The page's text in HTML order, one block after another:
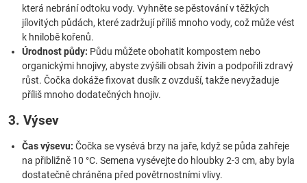
která nebrání odtoku vody. Vyhněte se pěstování v těžkých
jílovitých půdách, které zadržují příliš mnoho vody, což může vést
k hnilobě kořenů.
Úrodnost půdy: Půdu můžete obohatit kompostem nebo
organickými hnojivy, abyste zvýšili obsah živin a podpořili zdravý
růst. Čočka dokáže fixovat dusík z ovzduší, takže nevyžaduje
příliš mnoho dodatečných hnojiv.
3. Výsev
Čas výsevu: Čočka se vysévá brzy na jaře, když se půda zahřeje
na přibližně 10 °C. Semena vysévejte do hloubky 2-3 cm, aby byla
dostatečně chráněna před povětrnostními vlivy.